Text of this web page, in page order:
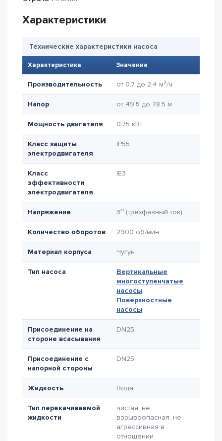
Характеристики
Технические характеристики насоса
Характеристика Значение
Производительность от 0.7 до 2.4 м³/ч
Напор от 49.5 до 78.5 м
Мощность двигателя 0.75 кВт
Класс защиты
электродвигателя
IP55
Класс
эффективности
электродвигателя
IE3
Напряжение 3~ (трёхфазный ток)
Количество оборотов 2900 об/мин
Материал корпуса Чугун
Тип насоса
Вертикальные
многоступенчатые
насосы,
Поверхностные
насосы
Присоединение на
стороне всасывания
DN25
Присоединение с
напорной стороны
DN25
Жидкость Вода
Тип перекачиваемой
жидкости
чистая, не
взрывоопасная, не
агрессивная в
отношении